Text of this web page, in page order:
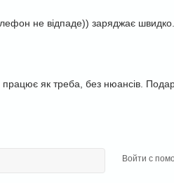
не відпаде)) заряджає
як треба, без нюансів.
Войти с